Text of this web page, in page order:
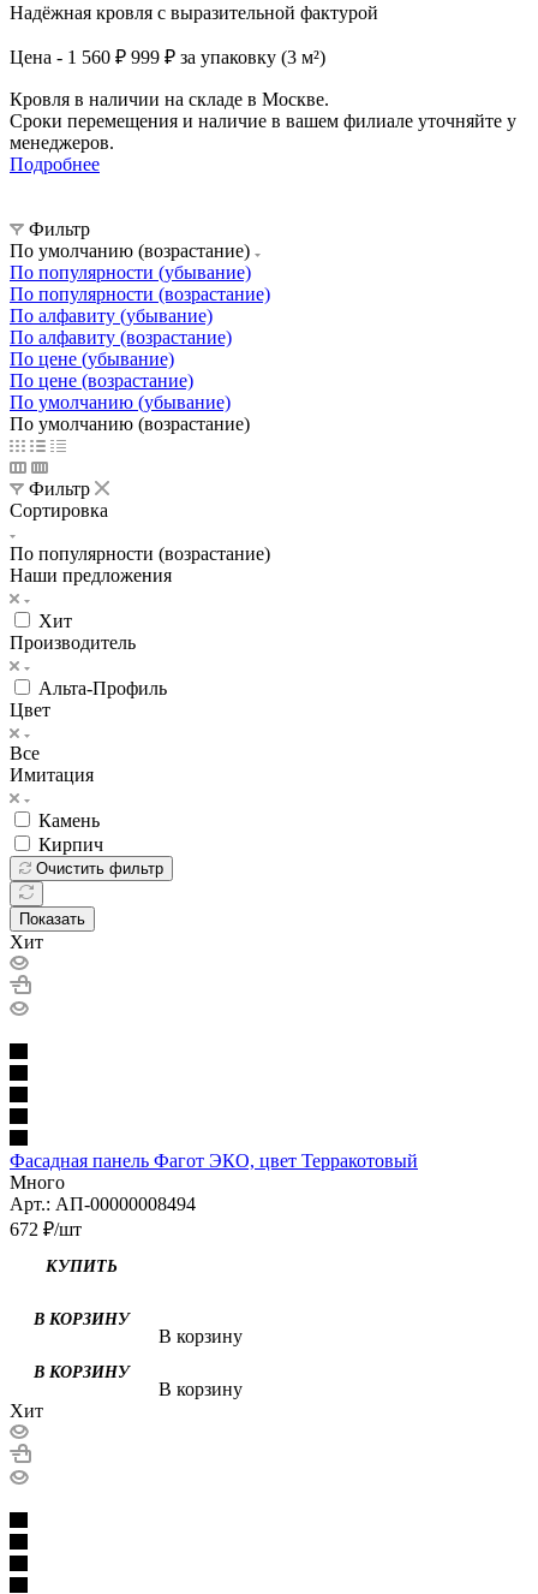
Надёжная кровля с выразительной фактурой
Цена - 1 560 ₽ 999 ₽ за упаковку (3 м²)
Кровля в наличии на складе в Москве.
Сроки перемещения и наличие в вашем филиале уточняйте у
менеджеров.
Подробнее
Фильтр
По умолчанию (возрастание)
По популярности (убывание)
По популярности (возрастание)
По алфавиту (убывание)
По алфавиту (возрастание)
По цене (убывание)
По цене (возрастание)
По умолчанию (убывание)
По умолчанию (возрастание)
Фильтр
Сортировка
По популярности (возрастание)
Наши предложения
Хит
Производитель
Альта-Профиль
Цвет
Все
Имитация
Камень
Кирпич
Очистить фильтр
Показать
Хит
Фасадная панель Фагот ЭКО, цвет Терракотовый
Много
Арт.: АП-00000008494
672 ₽/шт
КУПИТЬ
В КОРЗИНУ
В корзину
В КОРЗИНУ
В корзину
Хит